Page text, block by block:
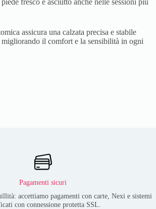
assicura una calzata precisa e stabile
il comfort e la sensibilità in ogni
Pagamenti sicuri
accettiamo pagamenti con carte, Nexi e sistemi
con connessione protetta SSL.